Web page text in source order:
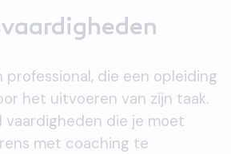
professional, die een opleiding
het uitvoeren van zijn taak.
vaardigheden die je moet
met coaching te